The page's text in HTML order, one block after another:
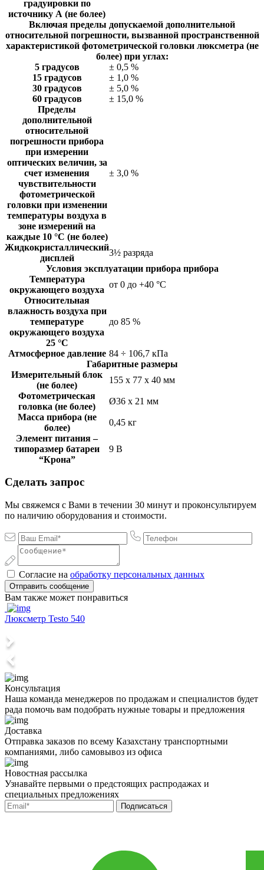
градуировки по
источнику А (не более)
Включая пределы допускаемой дополнительной
относительной погрешности, вызванной пространственной
характеристикой фотометрической головки люксметра (не
более) при углах:
5 градусов
± 0,5 %
15 градусов
± 1,0 %
30 градусов
± 5,0 %
60 градусов
± 15,0 %
Пределы
дополнительной
относительной
погрешности прибора
при измерении
оптических величин, за
счет изменения
чувствительности
фотометрической
головки при изменении
температуры воздуха в
зоне измерений на
каждые 10 °С (не более)
± 3,0 %
Жидкокристаллический
дисплей
3½ разряда
Условия эксплуатации прибора прибора
Температура
окружающего воздуха
от 0 до +40 °С
Относительная
влажность воздуха при
температуре
окружающего воздуха
25 °С
до 85 %
Атмосферное давление 84 ÷ 106,7 кПа
Габаритные размеры
Измерительный блок
(не более)
155 х 77 х 40 мм
Фотометрическая
головка (не более)
Ø36 х 21 мм
Масса прибора (не
более)
0,45 кг
Элемент питания –
типоразмер батареи
“Крона”
9 В
Сделать запрос
Мы свяжемся с Вами в течении 30 минут и проконсультируем
по наличию оборудования и стоимости.
Согласие на обработку персональных данных
Отправить сообщение
Вам также может понравиться
Люксметр Testo 540
Консультация
Наша команда менеджеров по продажам и специалистов будет
рада помочь вам подобрать нужные товары и предложения
Доставка
Отправка заказов по всему Казахстану транспортными
компаниями, либо самовывоз из офиса
Новостная рассылка
Узнавайте первыми о предстоящих распродажах и
специальных предложениях